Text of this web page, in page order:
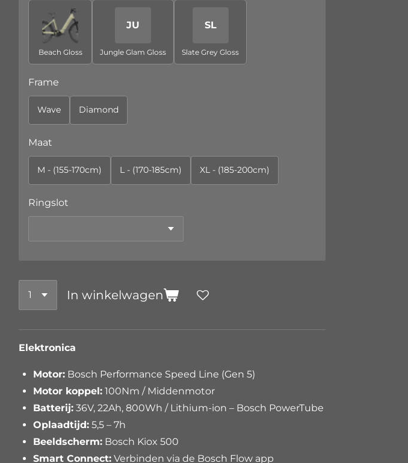
Beach Gloss
JU
Jungle Glam Gloss
SL
Slate Grey Gloss
Frame
Wave Diamond
Maat
M - (155-170cm) L - (170-185cm) XL - (185-200cm)
Ringslot
In winkelwagen
Elektronica
Motor: Bosch Performance Speed Line (Gen 5)
Motor koppel: 100Nm / Middenmotor
Batterij: 36V, 22Ah, 800Wh / Lithium-ion – Bosch PowerTube
Oplaadtijd: 5,5 – 7h
Beeldscherm: Bosch Kiox 500
Smart Connect: Verbinden via de Bosch Flow app